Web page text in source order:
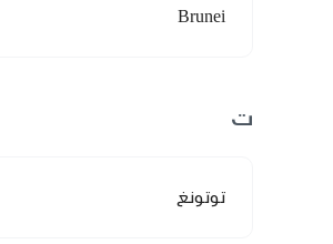
Brunei
ت
توتونغ